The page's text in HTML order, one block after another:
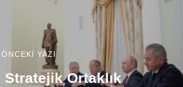
ÖNCEKİ YAZI
Ortaklık